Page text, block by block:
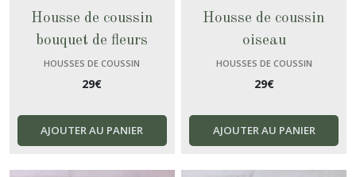
Housse de coussin
bouquet de fleurs
HOUSSES DE COUSSIN
29€
AJOUTER AU PANIER
Housse de coussin
oiseau
HOUSSES DE COUSSIN
29€
AJOUTER AU PANIER